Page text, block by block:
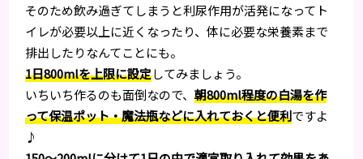
そのため飲み過ぎてしまうと利尿作用が活発になってト
イレが必要以上に近くなったり、体に必要な栄養素まで
排出したりなんてことにも。
1日800mlを上限に設定してみましょう。
いちいち作るのも面倒なので、朝800ml程度の白湯を作
って保温ポット・魔法瓶などに入れておくと便利ですよ
♪